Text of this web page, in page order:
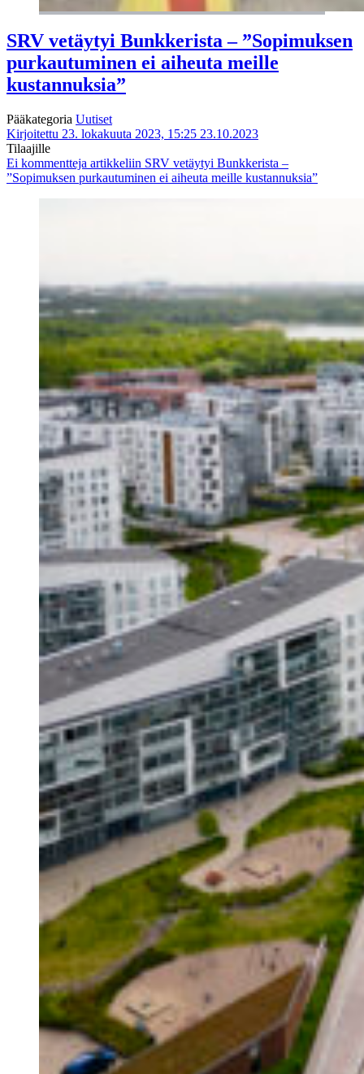
SRV vetäytyi Bunkkerista – ”Sopimuksen
purkautuminen ei aiheuta meille
kustannuksia”
Pääkategoria Uutiset
Kirjoitettu 23. lokakuuta 2023, 15:25 23.10.2023
Tilaajille
Ei kommentteja artikkeliin SRV vetäytyi Bunkkerista –
”Sopimuksen purkautuminen ei aiheuta meille kustannuksia”